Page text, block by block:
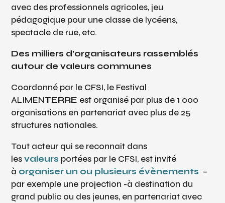
avec des professionnels agricoles, jeu
pédagogique pour une classe de lycéens,
spectacle de rue, etc.
Des milliers d’organisateurs rassemblés
autour de valeurs communes
Coordonné par le CFSI, le Festival
ALIMENTERRE est organisé par plus de 1 000
organisations en partenariat avec plus de 25
structures nationales.
Tout acteur qui se reconnait dans
lesvaleurs portées par le CFSI, est invité
à organiser un ou plusieurs évènements –
par exemple une projection -à destination du
grand public ou des jeunes, en partenariat avec